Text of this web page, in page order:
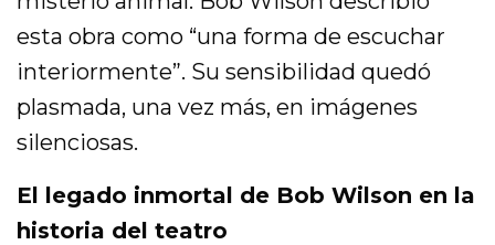
esta obra como “una forma de escuchar
interiormente”. Su sensibilidad quedó
plasmada, una vez más, en imágenes
silenciosas.
El legado inmortal de Bob Wilson en la
historia del teatro